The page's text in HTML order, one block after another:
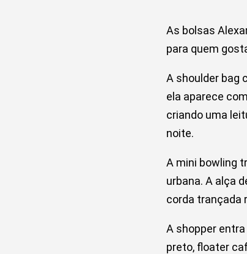
As bolsas
para quem
A shoulder bag
ela aparece
criando uma
noite.
A mini bowling
urbana. A alça
corda trançada
A shopper
preto, floater